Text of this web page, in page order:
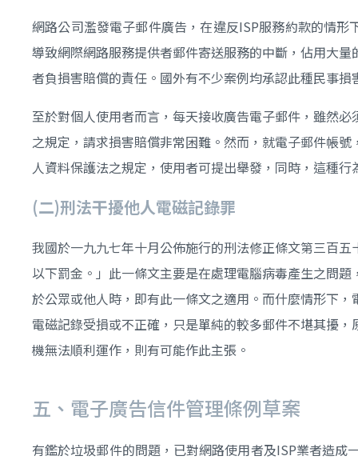
網路公司濫發電子郵件廣告，在違反ISP服務約款的情
導致網際網路服務提供者郵件寄送服務的中斷，佔用大
者負損害賠償的責任。國外有不少案例均承認此種民事損
至於對個人使用者而言，每天接收廣告電子郵件，雖然
之規定，請求損害賠償非常困難。然而，就電子郵件帳
人資料保護法之規定，使用者可提出舉發，同時，這種
(二)刑法干擾他人電磁記錄罪
我國於一九九七年十月公佈施行的刑法修正條文第三百
以下罰金。」此一條文主要是在處理電腦病毒產生之問
於公眾或他人時，即有此一條文之適用。而什麼情形下
電磁記錄受損或不正確，只是單純的較多郵件不堪其擾
機無法順利運作，則有可能作此主張。
五、電子廣告信件管理條例草案
有鑑於垃圾郵件的問題，已對網路使用者及ISP業者造